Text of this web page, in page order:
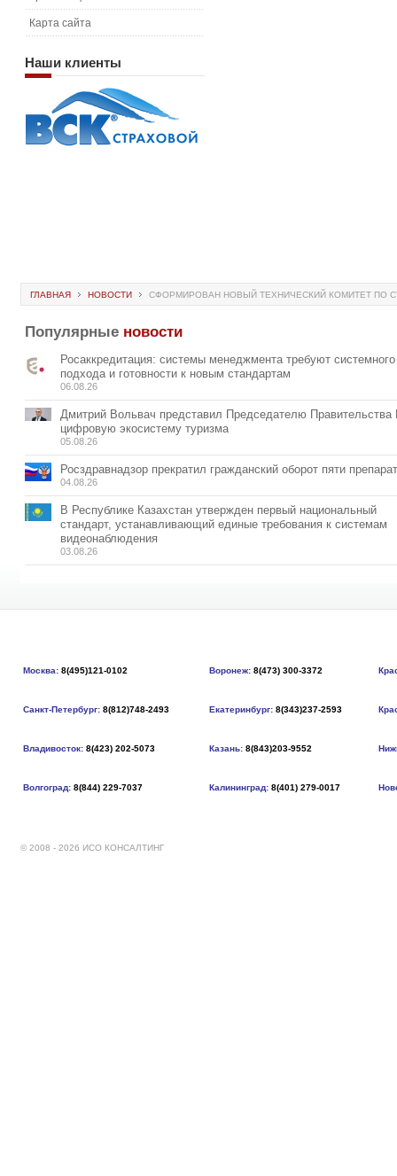
Карта сайта
Наши клиенты
ГЛАВНАЯ НОВОСТИ СФОРМИРОВАН НОВЫЙ ТЕХНИЧЕСКИЙ КОМИТЕТ ПО
Популярные новости
Росаккредитация: системы менеджмента требуют системного
подхода и готовности к новым стандартам
06.08.26
Дмитрий Вольвач представил Председателю
цифровую экосистему туризма
05.08.26
Росздравнадзор прекратил гражданский оборот пяти
04.08.26
В Республике Казахстан утвержден первый национальный
стандарт, устанавливающий единые требования к системам
видеонаблюдения
03.08.26
Москва: 8(495)121-0102 Воронеж: 8(473) 300-3372
Санкт-Петербург: 8(812)748-2493 Екатеринбург: 8(343)237-2593
Владивосток: 8(423) 202-5073 Казань: 8(843)203-9552
Волгоград: 8(844) 229-7037 Калининград: 8(401) 279-0017
© 2008 - 2026 ИСО КОНСАЛТИНГ